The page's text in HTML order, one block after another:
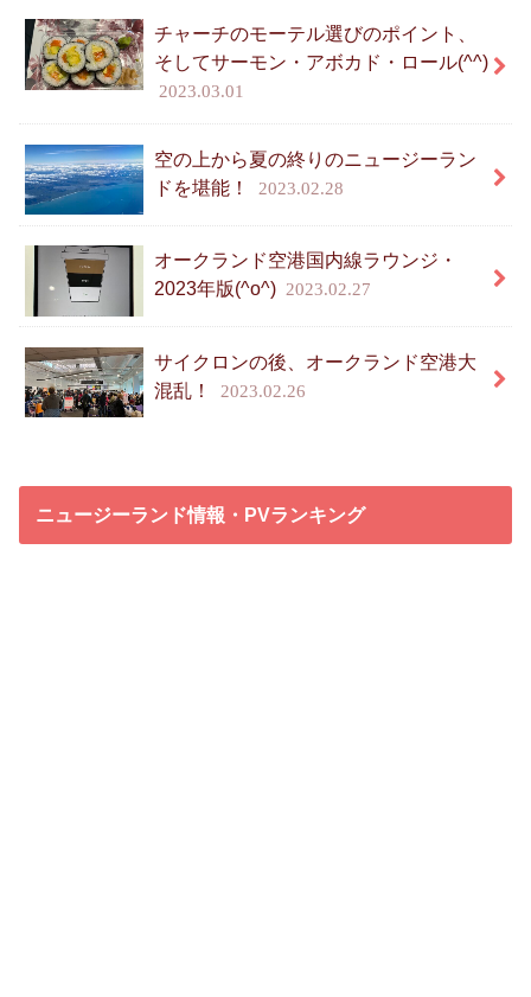
チャーチのモーテル選びのポイント、
そしてサーモン・アボカド・ロール(^^)
2023.03.01
空の上から夏の終りのニュージーラン
ドを堪能！
2023.02.28
オークランド空港国内線ラウンジ・
2023年版(^o^) 2023.02.27
サイクロンの後、オークランド空港大
混乱！
2023.02.26
ニュージーランド情報・PVランキング